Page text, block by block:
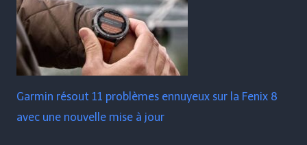
Garmin résout 11 problèmes ennuyeux sur la Fenix ​​​​8
avec une nouvelle mise à jour